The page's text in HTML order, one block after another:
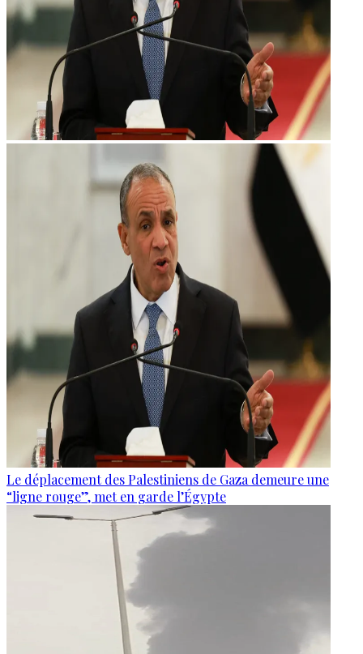
Le déplacement des Palestiniens de Gaza demeure une
“ligne rouge”, met en garde l’Égypte